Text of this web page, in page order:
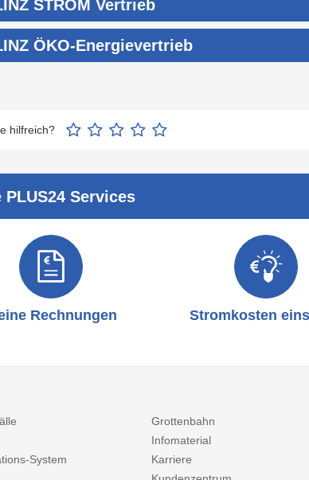
STROM Vertrieb
ÖKO-Energievertrieb
hilfreich?
PLUS24 Services
Rechnungen Stromkosten
System
Grottenbahn
Infomaterial
Karriere